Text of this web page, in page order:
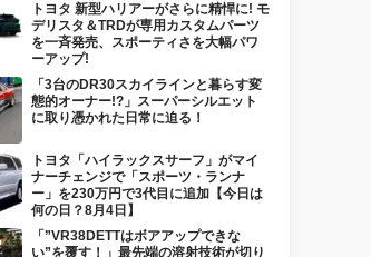
トヨタ 新型ハリアーがさらに精悍に! モ
デリスタ＆TRDが専用カスタムパーツ
を一斉発売、スポーティさを大幅パワ
ーアップ!
「3台のDR30スカイラインと暮らす変
態的オーナー!?」スーパーシルエット
に取り憑かれた日常に迫る！
トヨタ「ハイラックスサーフ」がマイ
ナーチェンジで「スポーツ・ランナ
ー」を230万円で3代目に追加【今日は
何の日？8月4日】
「”VR38DETTはボアアップできな
い”を覆す！」最先端の溶射技術が切り